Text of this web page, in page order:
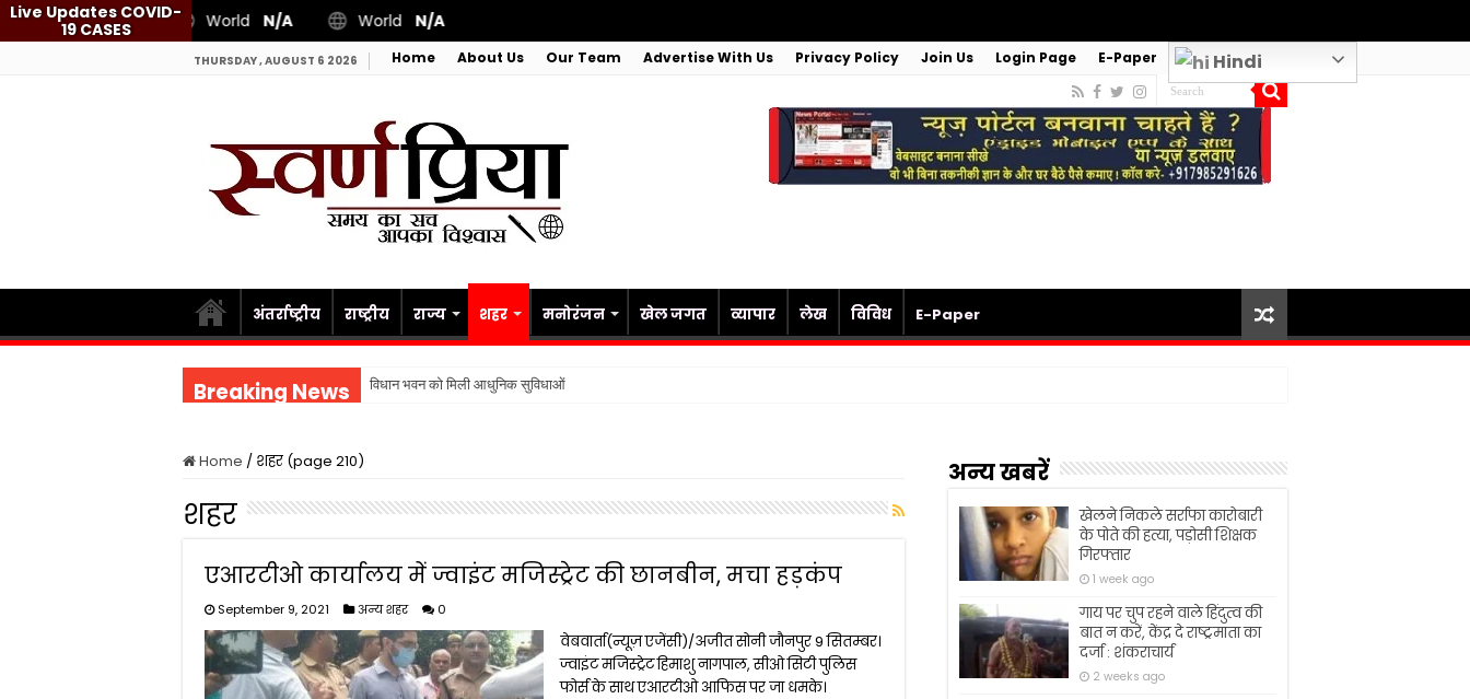
THURSDAY , AUGUST 6 2026 Home About Us Our Team Advertise With Us Privacy Policy Join Us Login Page E-Paper Hindi
अंतर्राष्ट्रीय राष्ट्रीय राज्य शहर मनोरंजन खेल जगत व्यापार लेख विविध E-Paper
Breaking News विधान भवन को मिली आधुनिक सुविधाओं की सौगात, सीएम योगी ने किया लोक
Home / शहर (page 210)
शहर
एआरटीओ कार्यालय में ज्वाइंट मजिस्ट्रेट की छानबीन, मचा हड़कंप
September 9, 2021 अन्य शहर 0
वेबवार्ता(न्यूज़ एजेंसी)/अजीत सोनी जौनपुर 9 सितम्बर।
ज्वाइंट मजिस्ट्रेट हिमाशु नागपाल, सीओ सिटी पुलिस
फोर्स के साथ एआरटीओ आफिस पर जा धमके।
अन्य खबरें
खेलने निकले सर्राफा कारोबारी
के पोते की हत्या, पड़ोसी शिक्षक
गिरफ्तार
1 week ago
गाय पर चुप रहने वाले हिंदुत्व की
बात न करें, केंद्र दे राष्ट्रमाता का
दर्जा : शंकराचार्य
2 weeks ago
Live Updates COVID-
19 CASES
World N/A World N/A